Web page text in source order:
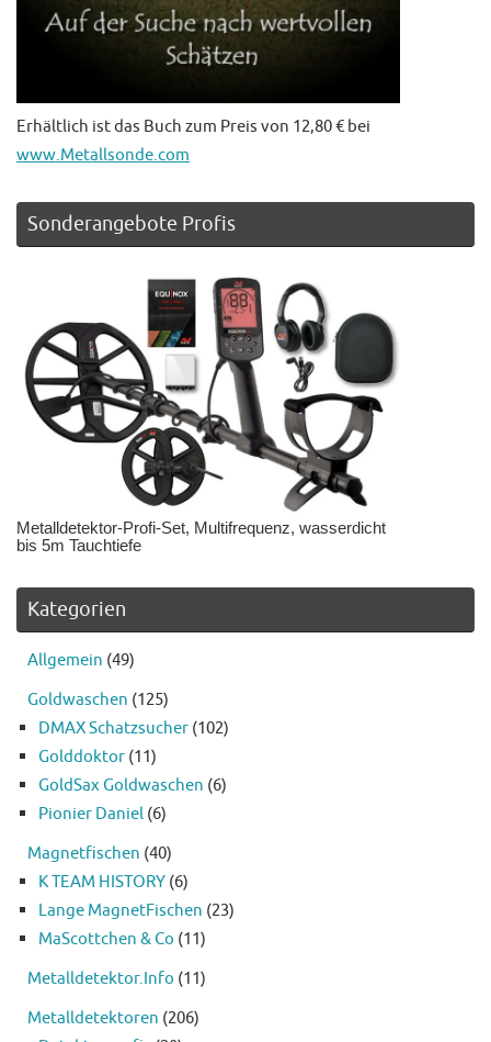
Erhältlich ist das Buch zum Preis von 12,80 € bei
www.Metallsonde.com
Sonderangebote Profis
Metalldetektor-Profi-Set, Multifrequenz, wasserdicht
bis 5m Tauchtiefe
Kategorien
Allgemein (49)
Goldwaschen (125)
DMAX Schatzsucher (102)
Golddoktor (11)
GoldSax Goldwaschen (6)
Pionier Daniel (6)
Magnetfischen (40)
K TEAM HISTORY (6)
Lange MagnetFischen (23)
MaScottchen & Co (11)
Metalldetektor.Info (11)
Metalldetektoren (206)